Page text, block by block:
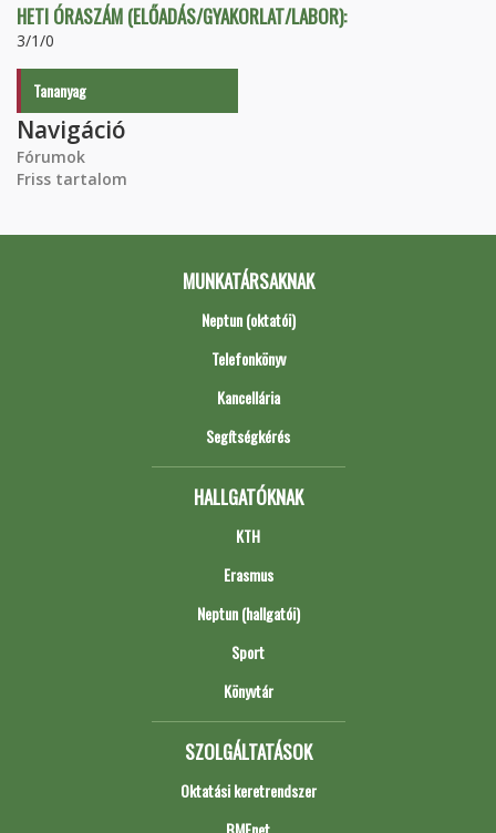
HETI ÓRASZÁM (ELŐADÁS/GYAKORLAT/LABOR):
3/1/0
Tananyag
Navigáció
Fórumok
Friss tartalom
MUNKATÁRSAKNAK
Neptun (oktatói)
Telefonkönyv
Kancellária
Segítségkérés
HALLGATÓKNAK
KTH
Erasmus
Neptun (hallgatói)
Sport
Könyvtár
SZOLGÁLTATÁSOK
Oktatási keretrendszer